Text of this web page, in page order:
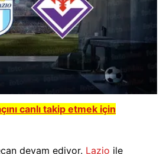
canlı takip etmek için
devam ediyor. Lazio ile